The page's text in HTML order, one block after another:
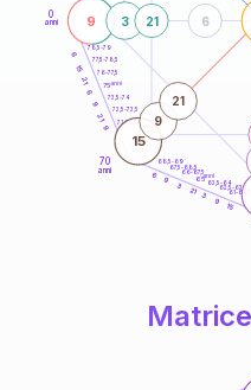
0
anni
70
anni
61-62,5
62,5-63,5
63,5-64
66-67,5
67,5-68,5
68,5-69
71-72,5
72,5-73,5
73,5-74
76-77,5
77,5-78,5
78,5-79
15
9
3
21
3
9
6
9
21
9
6
21
15
6
9
15
3 21 6
9
21
65anni
75anni